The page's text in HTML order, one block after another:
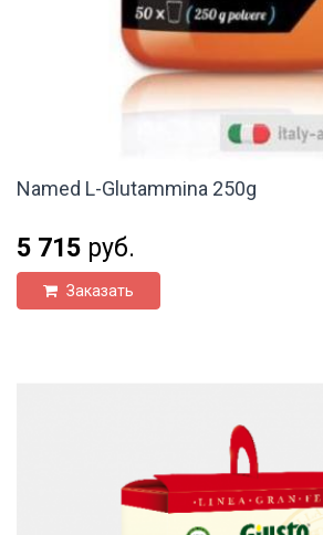
Named L-Glutammina 250g
5 715 руб.
Заказать